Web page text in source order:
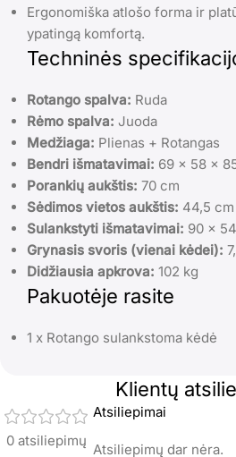
Ergonomiška atlošo forma ir
ypatingą komfortą.
Techninės
Rotango spalva: Ruda
Rėmo spalva: Juoda
Medžiaga: Plienas + Rotangas
Bendri išmatavimai: 69 x 58 x
Porankių aukštis: 70 cm
Sėdimos vietos aukštis: 44,5 cm
Sulankstyti išmatavimai: 90 x
Grynasis svoris (vienai kėdei):
Didžiausia apkrova: 102 kg
Pakuotėje rasite
1 x Rotango sulankstoma kėdė
Klientų
0 atsiliepimų
Atsiliepimai
Atsiliepimų dar nėra.